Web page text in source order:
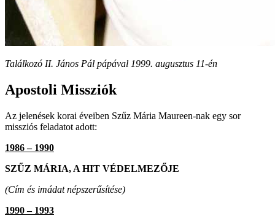
Találkozó II. János Pál pápával 1999. augusztus 11-én
Apostoli Missziók
Az jelenések korai éveiben Szűz Mária Maureen-nak egy sor
missziós feladatot adott:
1986 – 1990
SZŰZ MÁRIA, A HIT VÉDELMEZŐJE
(Cím és imádat népszerűsítése)
1990 – 1993